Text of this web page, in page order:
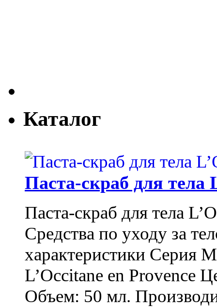
Каталог
Паста-скраб для
Паста-скраб для тела
Средства по уходу за
характеристики Серия
L’Occitane en Provence
Объем: 50 мл.